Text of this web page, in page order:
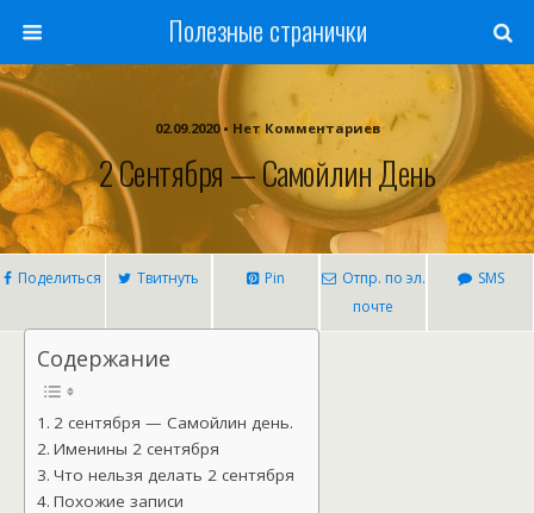
Полезные странички
02.09.2020 • Нет Комментариев
2 Сентября — Самойлин День
Поделиться Твитнуть Pin
Отпр. по эл.
почте
SMS
Содержание
2 сентября — Самойлин день.
Именины 2 сентября
Что нельзя делать 2 сентября
Похожие записи